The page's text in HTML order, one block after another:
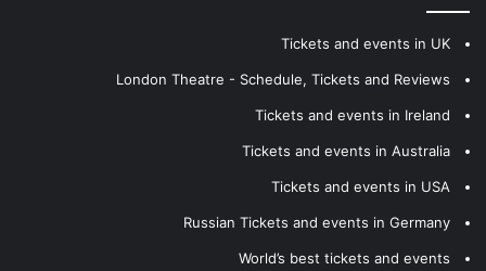
Tickets and events in UK
London Theatre - Schedule, Tickets and Reviews
Tickets and events in Ireland
Tickets and events in Australia
Tickets and events in USA
Russian Tickets and events in Germany
World’s best tickets and events